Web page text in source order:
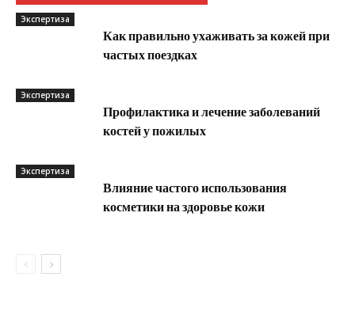
Экспертиза
Как правильно ухаживать за кожей при
частых поездках
Экспертиза
Профилактика и лечение заболеваний
костей у пожилых
Экспертиза
Влияние частого использования
косметики на здоровье кожи